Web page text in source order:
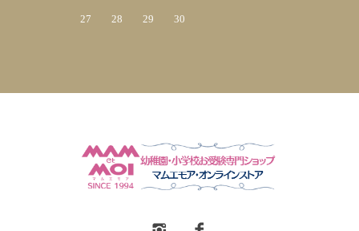
27 28 29 30